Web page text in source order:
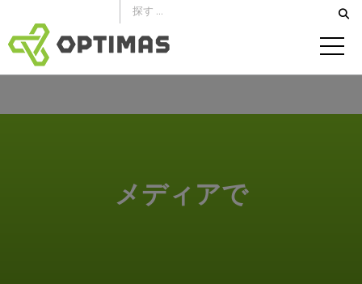
ン
テ
ン
メディアで